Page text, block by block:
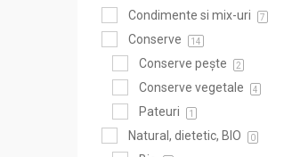
Condimente si mix-uri 7
Conserve 14
Conserve pește 2
Conserve vegetale 4
Pateuri 1
Natural, dietetic, BIO 0